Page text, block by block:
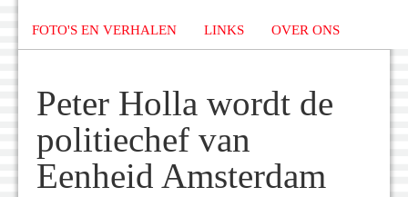
FOTO'S EN VERHALEN LINKS OVER ONS
Peter Holla wordt de
politiechef van
Eenheid Amsterdam